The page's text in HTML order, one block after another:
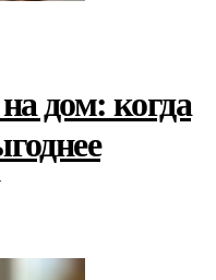
дом: когда